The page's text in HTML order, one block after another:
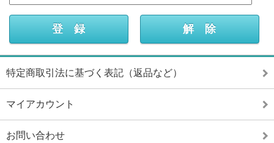
特定商取引法に基づく表記（返品など）
マイアカウント
お問い合わせ